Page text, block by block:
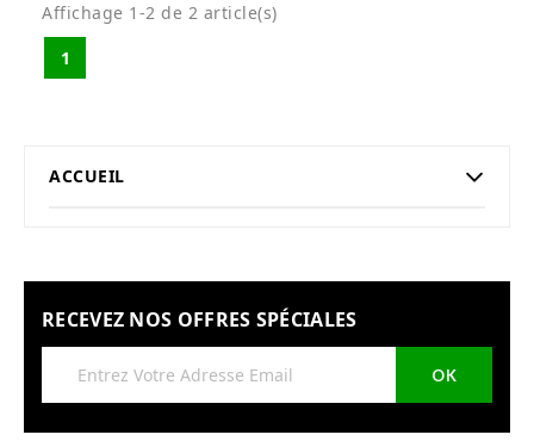
Affichage 1-2 de 2 article(s)
1
ACCUEIL
RECEVEZ NOS OFFRES SPÉCIALES